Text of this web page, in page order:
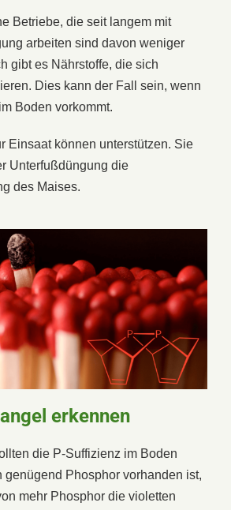
Betriebe, die seit langem mit
arbeiten sind davon weniger
gibt es Nährstoffe, die sich
Dies kann der Fall sein, wenn
Boden vorkommt.
Einsaat können unterstützen. Sie
Unterfußdüngung die
des Maises.
erkennen
die P-Suffizienz im Boden
genügend Phosphor vorhanden ist,
mehr Phosphor die violetten